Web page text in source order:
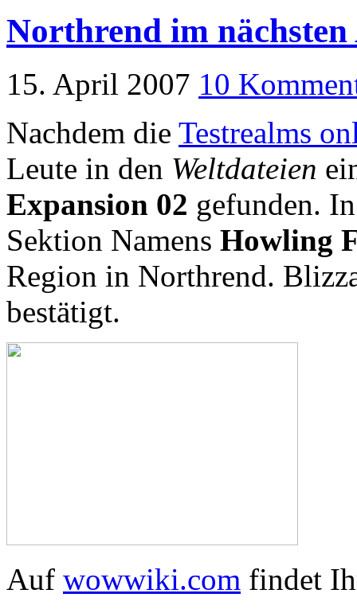
Northrend im nächsten
15. April 2007 10
Nachdem die Testrealms
Leute in den Weltdateien
Expansion 02 gefunden.
Sektion Namens Howling
Region in Northrend.
bestätigt.
Auf wowwiki.com findet